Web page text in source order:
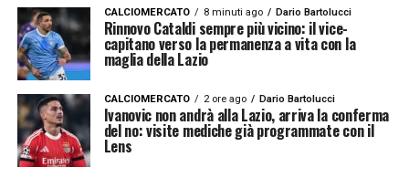
partite in una città, si gioca in campo
neutro».
LA PLAYLIST DELLE NOSTRE TOP NEWS
CALCIOMERCATO 8 minuti ago Dario Bartolucci
Rinnovo Cataldi sempre più vicino: il vice-
capitano verso la permanenza a vita con la
maglia della Lazio
CALCIOMERCATO 2 ore ago Dario Bartolucci
Ivanovic non andrà alla Lazio, arriva la conferma
del no: visite mediche già programmate con il
Lens